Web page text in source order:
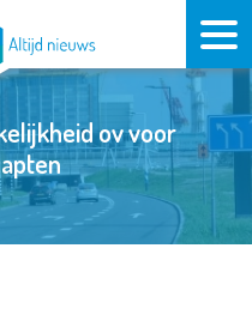
ov voor